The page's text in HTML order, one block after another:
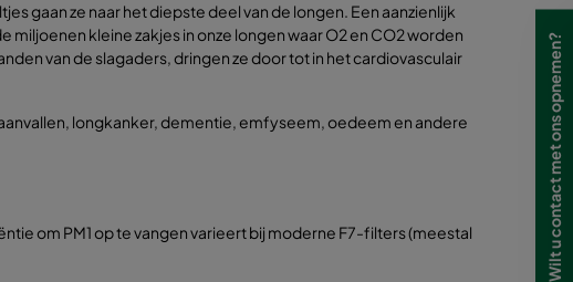
gaan ze naar het diepste deel van de longen. Een aanzienlijk
kleine zakjes in onze longen waar O2 en CO2 worden
van de slagaders, dringen ze door tot in het cardiovasculair
longkanker, dementie, emfyseem, oedeem en andere
om PM1 op te vangen varieert bij moderne F7-filters (meestal
Wilt u contact met ons opnemen?